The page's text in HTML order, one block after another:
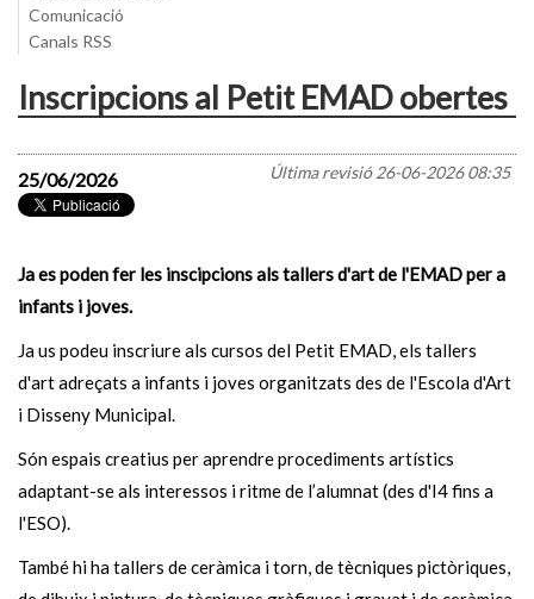
Comunicació
Canals RSS
Inscripcions al Petit EMAD obertes
Última revisió26-06-2026 08:35
25/06/2026
Ja es poden fer les inscipcions als tallers d'art de l'EMAD per a
infants i joves.
Ja us podeu inscriure als cursos del Petit EMAD, els tallers
d'art adreçats a infants i joves organitzats des de l'Escola d'Art
i Disseny Municipal.
Són espais creatius per aprendre procediments artístics
adaptant-se als interessos i ritme de l’alumnat (des d'I4 fins a
l'ESO).
També hi ha tallers de ceràmica i torn, de tècniques pictòriques,